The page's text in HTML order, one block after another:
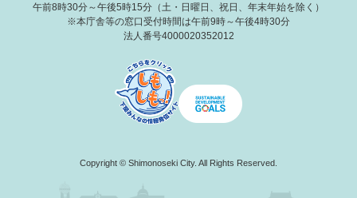
午前8時30分～午後5時15分（土・日曜日、祝日、年末年始を除く）
※本庁舎等の窓口受付時間は午前9時～午後4時30分
法人番号4000020352012
Copyright © Shimonoseki City. All Rights Reserved.